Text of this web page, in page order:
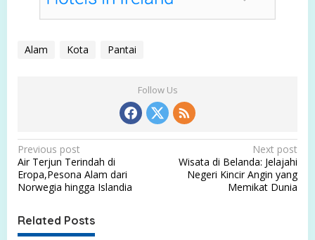
Alam Kota Pantai
Follow Us
P
o
s
t
n
Previous post
Air Terjun Terindah di
Eropa,Pesona Alam dari
Norwegia hingga Islandia
Next post
Wisata di Belanda: Jelajahi
Negeri Kincir Angin yang
Memikat Dunia
Related Posts